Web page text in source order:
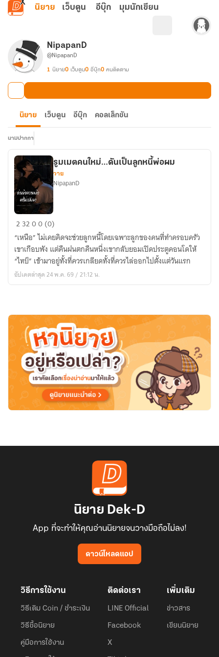
ข้ามไปยังเนื้อหาหลัก
นิยาย เว็บตูน อีบุ๊ก มุมนักเขียน
NipapanD
@NipapanD
1 นิยาย0 เว็บตูน0 อีบุ๊ก0 คนติดตาม
นิยาย เว็บตูน อีบุ๊ก คอลเล็กชัน
นามปากกา
รู
เมต
คน
ใหม่…
ดัน
หนี้
พ่อ
ผม
รูมเมตคนใหม่…ดันเป็นลูกหนี้พ่อผม
วาย
NipapanD
2 3200 (0)
“เหนือ” ไม่เคยคิดจะช่วยลูกหนี้โดยเฉพาะลูกของคนที่ทำครอบครัว
เขาเกือบพัง แต่คืนฝนตกคืนหนึ่งเขากลับยอมเปิดประตูคอนโดให้
“ไทป์” เข้ามาอยู่ทั้งที่ควรเกลียดทั้งที่ควรไล่ออกไปตั้งแต่วันแรก
อัปเดตล่าสุด 24 พ.ค. 69 / 21:12 น.
นิยาย Dek-D
App ที่จะทำให้คุณอ่านนิยายจนวางมือถือไม่ลง!
ดาวน์โหลดแอป
วิธีการใช้งาน
วิธีเติม Coin / ชำระเงิน
วิธีซื้อนิยาย
คู่มือการใช้งาน
ติดต่อเรา
LINE Official
Facebook
X
เพิ่มเติม
ข่าวสาร
เขียนนิยาย